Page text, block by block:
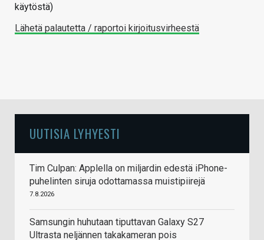
käytöstä)
Lähetä palautetta / raportoi kirjoitusvirheestä
UUTISIA LYHYESTI
Tim Culpan: Applella on miljardin edestä iPhone-
puhelinten siruja odottamassa muistipiirejä
7.8.2026
Samsungin huhutaan tiputtavan Galaxy S27
Ultrasta neljännen takakameran pois